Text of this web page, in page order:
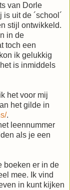
van Dorle
uit de ´school´
stijl ontwikkeld.
in de
toch een
ik gelukkig
is inmiddels
het voor mij
het gilde in
.
leennummer
als je een
boeken er in de
mee. Ik vind
in kunt kijken